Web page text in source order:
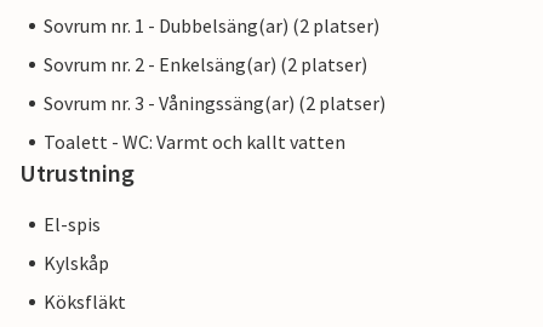
Sovrum nr. 1 - Dubbelsäng(ar) (2 platser)
Sovrum nr. 2 - Enkelsäng(ar) (2 platser)
Sovrum nr. 3 - Våningssäng(ar) (2 platser)
Toalett - WC: Varmt och kallt vatten
Utrustning
El-spis
Kylskåp
Köksfläkt